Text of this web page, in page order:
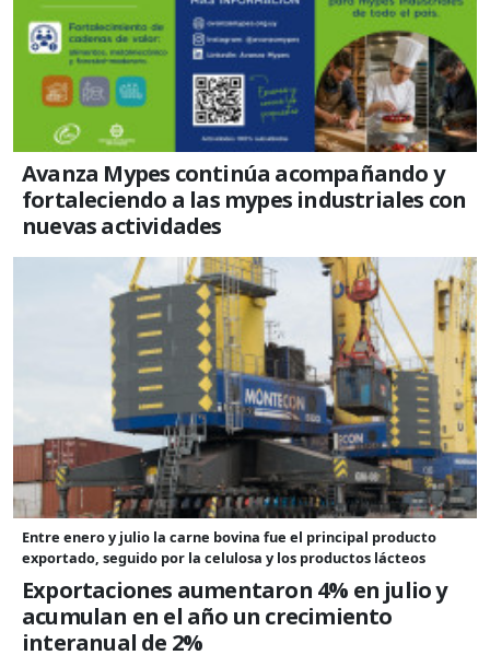
Avanza Mypes continúa acompañando y
fortaleciendo a las mypes industriales con
nuevas actividades
Entre enero y julio la carne bovina fue el principal producto
exportado, seguido por la celulosa y los productos lácteos
Exportaciones aumentaron 4% en julio y
acumulan en el año un crecimiento
interanual de 2%